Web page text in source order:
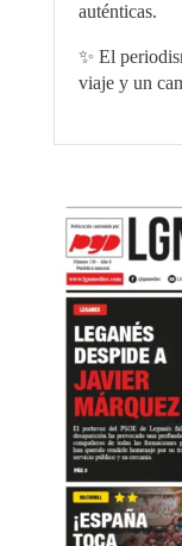
auténticas.
✨ El
viaje y un